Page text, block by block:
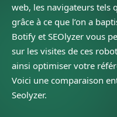
web, les navigateurs tels
grâce à ce que l’on a
Botify et SEOlyzer vous
sur les visites de ces
ainsi optimiser votre
Voici une comparaison
Seolyzer.